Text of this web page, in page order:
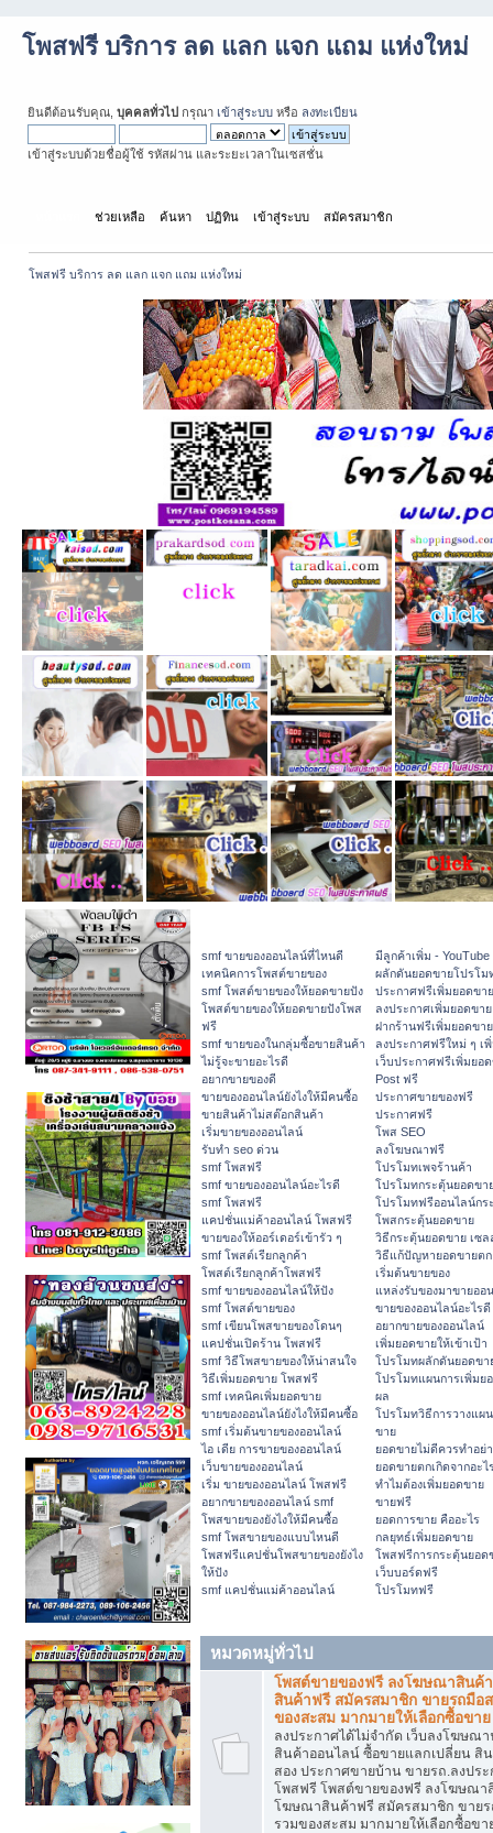
โพสฟรี บริการ ลด แลก แจก แถม แห่งใหม่
ยินดีต้อนรับคุณ, บุคคลทั่วไป กรุณา เข้าสู่ระบบ หรือ ลงทะเบียน
เข้าสู่ระบบด้วยชื่อผู้ใช้ รหัสผ่าน และระยะเวลาในเซสชั่น
ช่วยเหลือ ค้นหา ปฏิทิน เข้าสู่ระบบ สมัครสมาชิก
โพสฟรี บริการ ลด แลก แจก แถม แห่งใหม่
smf ขายของออนไลน์ที่ไหนดี
เทคนิคการโพสต์ขายของ
smf โพสต์ขายของให้ยอดขายปัง
โพสต์ขายของให้ยอดขายปังโพส
ฟรี
smf ขายของในกลุ่มซื้อขายสินค้า
ไม่รู้จะขายอะไรดี
อยากขายของดี
ขายของออนไลน์ยังไงให้มีคนซื้อ
ขายสินค้าไม่สต๊อกสินค้า
เริ่มขายของออนไลน์
รับทำ seo ด่วน
smf โพสฟรี
smf ขายของออนไลน์อะไรดี
smf โพสฟรี
แคปชั่นแม่ค้าออนไลน์ โพสฟรี
ขายของให้ออร์เดอร์เข้ารัว ๆ
smf โพสต์เรียกลูกค้า
โพสต์เรียกลูกค้าโพสฟรี
smf ขายของออนไลน์ให้ปัง
smf โพสต์ขายของ
smf เขียนโพสขายของโดนๆ
แคปชั่นเปิดร้าน โพสฟรี
smf วิธีโพสขายของให้น่าสนใจ
วิธีเพิ่มยอดขาย โพสฟรี
smf เทคนิคเพิ่มยอดขาย
ขายของออนไลน์ยังไงให้มีคนซื้อ
smf เริ่มต้นขายของออนไลน์
ไอ เดีย การขายของออนไลน์
เว็บขายของออนไลน์
เริ่ม ขายของออนไลน์ โพสฟรี
อยากขายของออนไลน์ smf
โพสขายของยังไงให้มีคนซื้อ
smf โพสขายของแบบไหนดี
โพสฟรีแคปชั่นโพสขายของยังไง
ให้ปัง
smf แคปชั่นแม่ค้าออนไลน์
มีลูกค้าเพิ่ม - YouTube
ผลักดันยอดขายโปรโม
ประกาศฟรีเพิ่มยอดขาย
ลงประกาศเพิ่มยอดขาย
ฝากร้านฟรีเพิ่มยอดขาย
ลงประกาศฟรีใหม่ ๆ เ
เว็บประกาศฟรีเพิ่มยอ
Post ฟรี
ประกาศขายของฟรี
ประกาศฟรี
โพส SEO
ลงโฆษณาฟรี
โปรโมทเพจร้านค้า
โปรโมทกระตุ้นยอดขา
โปรโมทฟรีออนไลน์กร
โพสกระตุ้นยอดขาย
วิธีกระตุ้นยอดขาย เซล
วิธีแก้ปัญหายอดขายตก
เริ่มต้นขายของ
แหล่งรับของมาขายออ
ขายของออนไลน์อะไรดี
อยากขายของออนไลน์
เพิ่มยอดขายให้เข้าเป้า
โปรโมทผลักดันยอดขา
โปรโมทแผนการเพิ่มย
ผล
โปรโมทวิธีการวางแผ
ขาย
ยอดขายไม่ดีควรทำอย่า
ยอดขายตกเกิดจากอะไ
ทำไมต้องเพิ่มยอดขาย
ขายฟรี
ยอดการขาย คืออะไร
กลยุทธ์เพิ่มยอดขาย
โพสฟรีการกระตุ้นยอด
เว็บบอร์ดฟรี
โปรโมทฟรี
หมวดหมู่ทั่วไป
โพสต์ขายของฟรี ลงโฆษณาสินค้
สินค้าฟรี สมัครสมาชิก ขายรถมือ
ของสะสม มากมายให้เลือกซื้อขาย
ลงประกาศได้ไม่จำกัด เว็บลงโฆษณ
สินค้าออนไลน์ ซื้อขายแลกเปลี่ยน สิ
สอง ประกาศขายบ้าน ขายรถ.ลงปร
โพสฟรี โพสต์ขายของฟรี ลงโฆษณา
โฆษณาสินค้าฟรี สมัครสมาชิก ขายร
รวมของสะสม มากมายให้เลือกซื้อขา